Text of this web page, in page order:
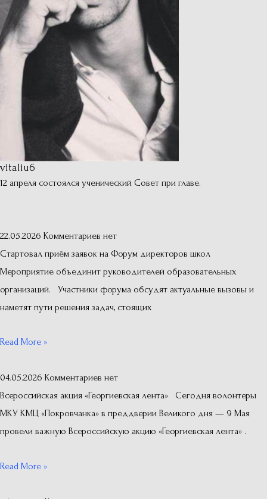
vitaliu6
12 апреля состоялся ученический Совет при главе.
22.05.2026 Комментариев нет
Стартовал приём заявок на Форум директоров школ
Мероприятие объединит руководителей образовательных
организаций. Участники форума обсудят актуальные вызовы и
наметят пути решения задач, стоящих
Read More »
04.05.2026 Комментариев нет
Всероссийская акция «Георгиевская лента» Сегодня волонтеры
МКУ КМЦ «Покровчанка» в преддверии Великого дня — 9 Мая
провели важную Всероссийскую акцию «Георгиевская лента» .
Read More »